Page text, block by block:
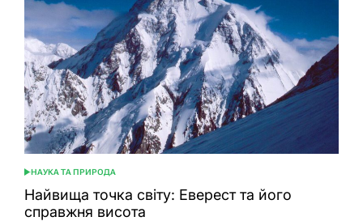
ОПУБЛІКУВАТИ
У
НАУКА ТА ПРИРОДА
Найвища точка світу: Еверест та його
справжня висота